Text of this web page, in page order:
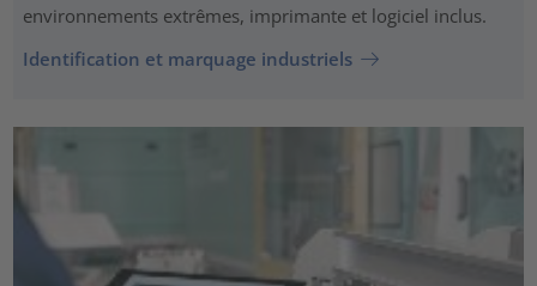
environnements extrêmes, imprimante et logiciel inclus.
Identification et marquage industriels